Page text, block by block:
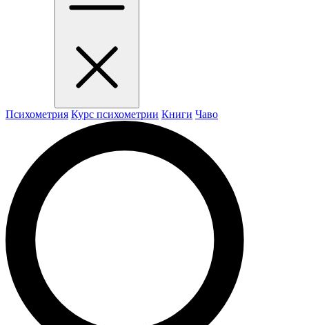
Психометрия Курс психометрии Книги Чаво